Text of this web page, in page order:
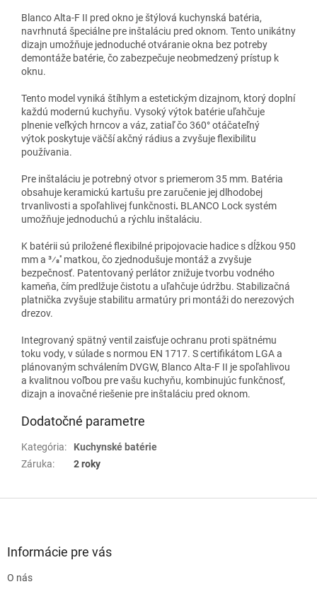
BlancoAlta-F II pred okno je štýlová kuchynská batéria,
navrhnutá špeciálne pre inštaláciu pred oknom. Tento unikátny
dizajn umožňuje jednoduché otváranie okna bez potreby
demontáže batérie, čo zabezpečuje neobmedzený prístup k
oknu.
Tento model vyniká štíhlym a estetickým dizajnom, ktorý doplní
každú modernú kuchyňu. Vysoký výtok batérie uľahčuje
plnenie veľkých hrncov a váz, zatiaľ čo 360° otáčateľný
výtok poskytuje väčší akčný rádius a zvyšuje flexibilitu
používania.
Pre inštaláciu je potrebný otvor s priemerom 35 mm. Batéria
obsahuje keramickú kartušu pre zaručenie jej dlhodobej
trvanlivosti a spoľahlivej funkčnosti. BLANCO Lock systém
umožňuje jednoduchú a rýchlu inštaláciu.
K batérii sú priložené flexibilné pripojovacie hadice s dĺžkou 950
mm a 3⁄8'' matkou, čo zjednodušuje montáž a zvyšuje
bezpečnosť. Patentovaný perlátorznižuje tvorbu vodného
kameňa, čím predlžuje čistotu a uľahčuje údržbu. Stabilizačná
platnička zvyšuje stabilitu armatúry pri montáži do nerezových
drezov.
Integrovaný spätný ventil zaisťuje ochranu proti spätnému
toku vody, v súlade s normou EN 1717. S certifikátom LGAa
plánovaným schválením DVGW, BlancoAlta-F II je spoľahlivou
a kvalitnou voľbou pre vašu kuchyňu, kombinujúc funkčnosť,
dizajn a inovačné riešenie pre inštaláciu pred oknom.
Dodatočné parametre
Kategória:
Kuchynské batérie
Záruka: 2 roky
Informácie pre vás
O nás